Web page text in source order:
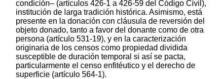
condición– (artículos 426-1 a 426-59 del Código Civil),
institución de larga tradición histórica. Asimismo, está
presente en la donación con cláusula de reversión del
objeto donado, tanto a favor del donante como de otra
persona (artículo 531-19), y en la caracterización
originaria de los censos como propiedad dividida
susceptible de duración temporal si así se pacta,
particularmente el censo enfitéutico y el derecho de
superficie (artículo 564-1).